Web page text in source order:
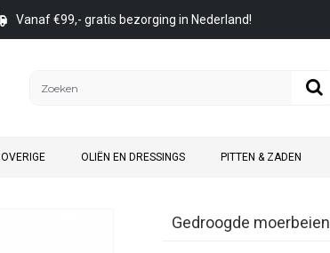
Vanaf €99,- gratis bezorging in Nederland!
OVERIGE OLIËN EN DRESSINGS PITTEN & ZADEN
Gedroogde moerbeien